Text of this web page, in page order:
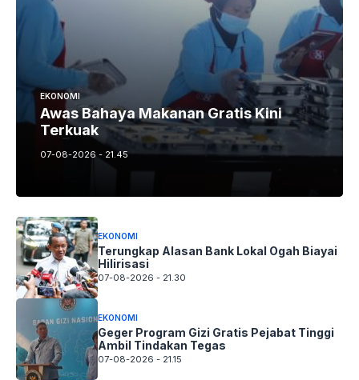
EKONOMI
Awas Bahaya Makanan Gratis Kini
Terkuak
07-08-2026 - 21.45
EKONOMI
Terungkap Alasan Bank Lokal Ogah Biayai
Hilirisasi
07-08-2026 - 21.30
EKONOMI
Geger Program Gizi Gratis Pejabat Tinggi
Ambil Tindakan Tegas
07-08-2026 - 21.15